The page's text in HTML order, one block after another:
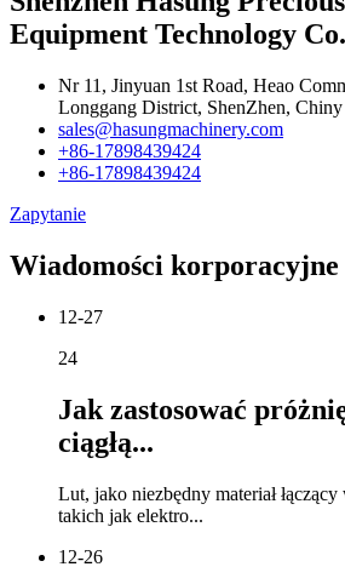
Equipment Technology
Nr 11, Jinyuan 1st Road, Heao
Longgang District, ShenZhen,
sales@hasungmachinery.com
+86-17898439424
+86-17898439424
Zapytanie
Wiadomości korporacyjne
12-27
24
Jak zastosować
ciągłą...
Lut, jako niezbędny materiał
takich jak elektro...
12-26